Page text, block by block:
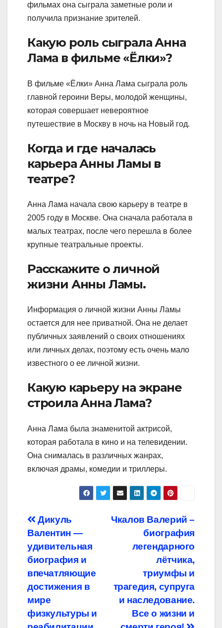
фильмах она сыграла заметные роли и
получила признание зрителей.
Какую роль сыграла Анна
Лама в фильме «Ёлки»?
В фильме «Ёлки» Анна Лама сыграла роль
главной героини Веры, молодой женщины,
которая совершает невероятное
путешествие в Москву в ночь на Новый год.
Когда и где началась
карьера Анны Ламы в
театре?
Анна Лама начала свою карьеру в театре в
2005 году в Москве. Она сначала работала в
малых театрах, после чего перешла в более
крупные театральные проекты.
Расскажите о личной
жизни Анны Ламы.
Информация о личной жизни Анны Ламы
остается для нее приватной. Она не делает
публичных заявлений о своих отношениях
или личных делах, поэтому есть очень мало
известного о ее личной жизни.
Какую карьеру на экране
строила Анна Лама?
Анна Лама была знаменитой актрисой,
которая работала в кино и на телевидении.
Она снималась в различных жанрах,
включая драмы, комедии и триллеры.
Навигация
по
записям
Чкалов Валерий –
биография
легендарного
лётчика,
триумфы и
трагедия, супруга
и наследование.
Все о жизни и
Дикуль
Валентин —
удивительная
биография и
впечатляющие
достижения в
мире
физкультуры и